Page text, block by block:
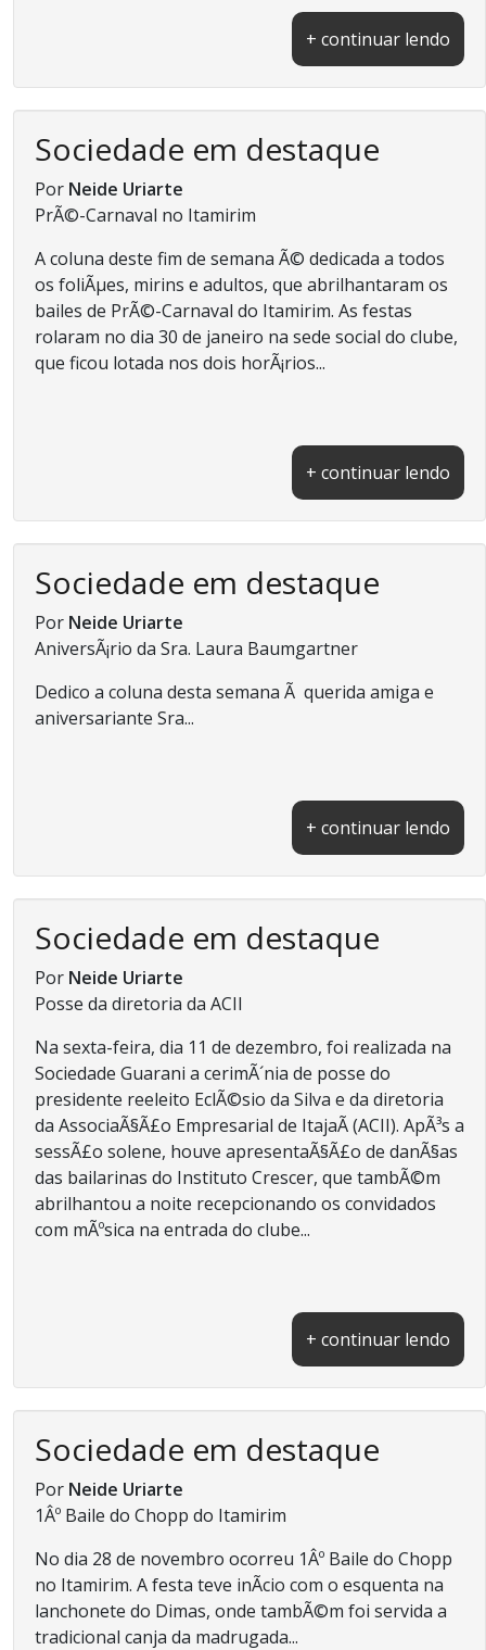
+ continuar lendo
Sociedade em destaque
Por Neide Uriarte
PrÃ©-Carnaval no Itamirim
A coluna deste fim de semana Ã© dedicada a todos
os foliÃµes, mirins e adultos, que abrilhantaram os
bailes de PrÃ©-Carnaval do Itamirim. As festas
rolaram no dia 30 de janeiro na sede social do clube,
que ficou lotada nos dois horÃ¡rios...
+ continuar lendo
Sociedade em destaque
Por Neide Uriarte
AniversÃ¡rio da Sra. Laura Baumgartner
Dedico a coluna desta semana Ã querida amiga e
aniversariante Sra...
+ continuar lendo
Sociedade em destaque
Por Neide Uriarte
Posse da diretoria da ACII
Na sexta-feira, dia 11 de dezembro, foi realizada na
Sociedade Guarani a cerimÃ´nia de posse do
presidente reeleito EclÃ©sio da Silva e da diretoria
da AssociaÃ§Ã£o Empresarial de ItajaÃ­ (ACII). ApÃ³s a
sessÃ£o solene, houve apresentaÃ§Ã£o de danÃ§as
das bailarinas do Instituto Crescer, que tambÃ©m
abrilhantou a noite recepcionando os convidados
com mÃºsica na entrada do clube...
+ continuar lendo
Sociedade em destaque
Por Neide Uriarte
1Âº Baile do Chopp do Itamirim
No dia 28 de novembro ocorreu 1Âº Baile do Chopp
no Itamirim. A festa teve inÃ­cio com o esquenta na
lanchonete do Dimas, onde tambÃ©m foi servida a
tradicional canja da madrugada...